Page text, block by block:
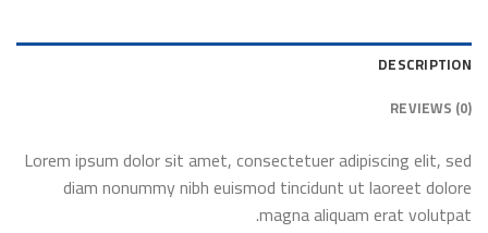
DESCRIPTION
REVIEWS (0)
Lorem ipsum dolor sit amet, consectetuer adipiscing elit, sed
diam nonummy nibh euismod tincidunt ut laoreet dolore
magna aliquam erat volutpat.